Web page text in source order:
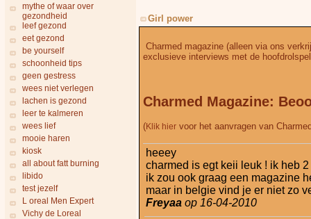
mythe of waar over
gezondheid
leef gezond
eet gezond
be yourself
schoonheid tips
geen gestress
wees niet verlegen
lachen is gezond
leer te kalmeren
wees lief
mooie haren
kiosk
all about fatt burning
libido
test jezelf
L oreal Men Expert
Vichy de Loreal
Girl power
Charmed magazine (alleen via ons
exclusieve interviews met de
Charmed Magazine:
(Klik hier voor het aanvragen van
heeey
charmed is egt keii leuk ! ik heb
ik zou ook graag een magazine
maar in belgie vind je er niet zo
Freyaa op 16-04-2010